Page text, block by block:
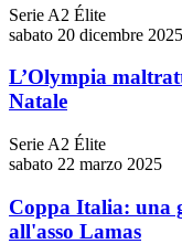
Serie A2 Élite
sabato 20 dicembre 2025
L’Olympia
Natale
Serie A2 Élite
sabato 22 marzo 2025
Coppa Italia: una
all'asso Lamas